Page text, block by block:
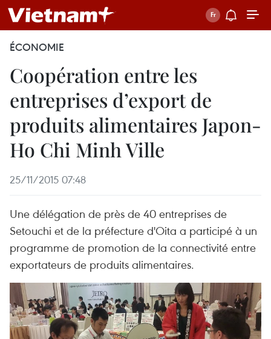
ÉCONOMIE
Coopération entre les
entreprises d’export de
produits alimentaires Japon-
Ho Chi Minh Ville
25/11/2015 07:48
Une délégation de près de 40 entreprises de
Setouchi et de la préfecture d'Oita a participé à un
programme de promotion de la connectivité entre
exportateurs de produits alimentaires.